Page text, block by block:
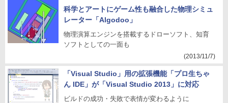
科学とアートにゲーム性も融合した物理シミュ
レーター「Algodoo」
物理演算エンジンを搭載するドローソフト、知育
ソフトとしての一面も
(2013/11/7)
「Visual Studio」用の拡張機能「プロ生ちゃ
ん IDE」が「Visual Studio 2013」に対応
ビルドの成功・失敗で表情が変わるように